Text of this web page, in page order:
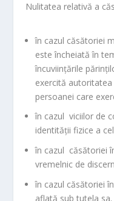
Nulitatea relativă a
în cazul căsătoriei
este încheiată în
încuviinţările
exercită
persoanei care
în cazul viciilor de
identităţii fizice a
în cazul căsătoriei
vremelnic de
în cazul căsătoriei
aflată sub tutela sa.